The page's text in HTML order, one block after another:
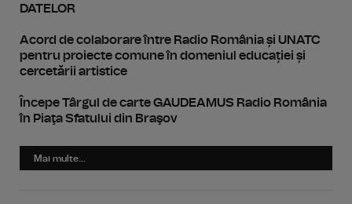
DATELOR
Acord de colaborare între Radio România și UNATC
pentru proiecte comune în domeniul educației și
cercetării artistice
Începe Târgul de carte GAUDEAMUS Radio România
în Piaţa Sfatului din Braşov
Mai multe...